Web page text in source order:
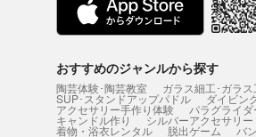
おすすめのジャンルから探す
陶芸体験･陶芸教室 ガラス細工･ガラ
SUP･スタンドアップパドル ダイビン
アクセサリー手作り体験 パラグライダ
キャンドル作り シルバーアクセサリ
着物・浴衣レンタル 脱出ゲーム バ